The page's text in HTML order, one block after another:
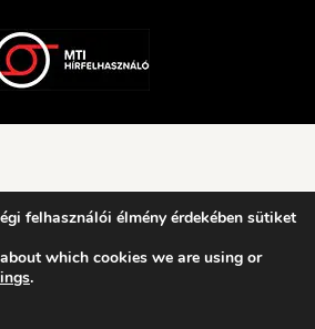
felhasználói élmény érdekében sütiket
which cookies we are using or
.